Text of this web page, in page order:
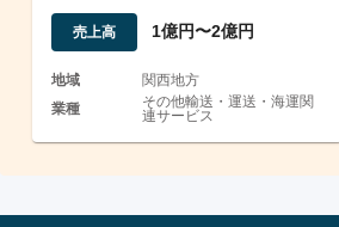
つ重量物運搬・設置工事業
売上高 1億円〜2億円
地域
関西地方
業種
その他輸送・運送・海運関
連サービス